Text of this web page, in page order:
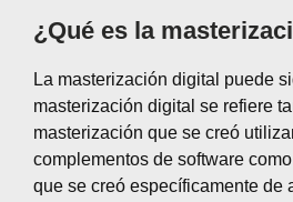
¿Qué es la
La masterización digital puede
masterización digital se refiere
masterización que se creó
complementos de software
que se creó específicamente de